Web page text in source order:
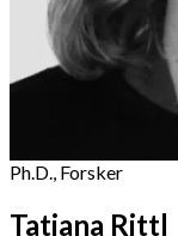
Ph.D., Forsker
Tatiana Rittl